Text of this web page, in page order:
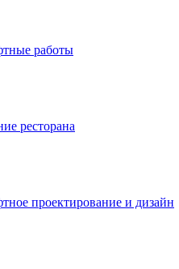
работы
ресторана
проектирование и дизайн